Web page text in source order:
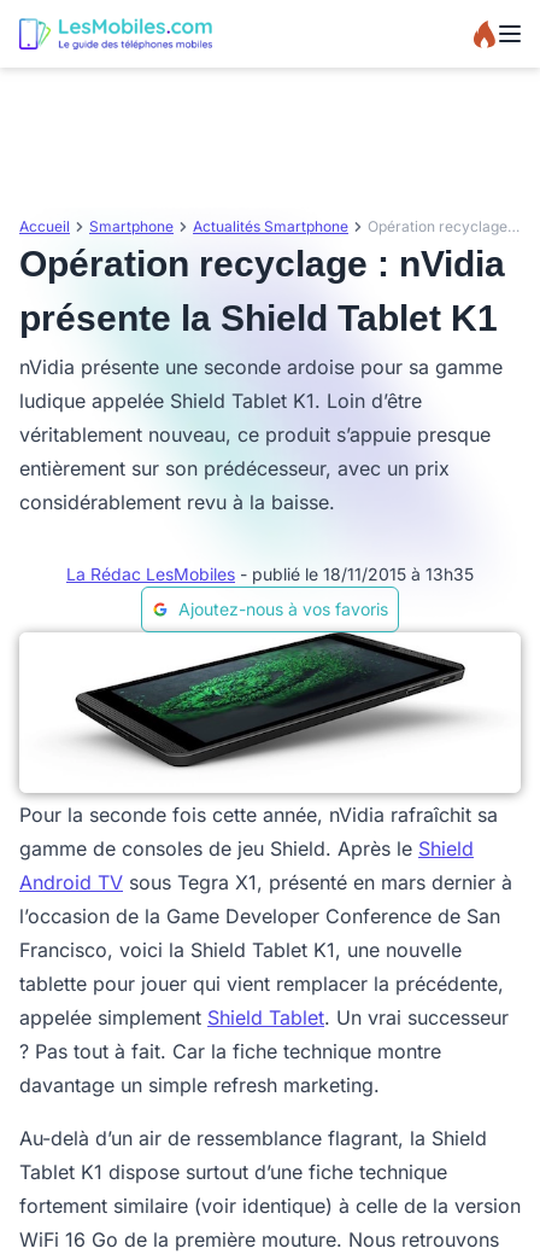
Accueil Smartphone Actualités Smartphone Opération recyclage : nVidia présente la Shield Tablet K1
Opération recyclage : nVidia
présente la Shield Tablet K1
nVidia présente une seconde ardoise pour sa gamme
ludique appelée Shield Tablet K1. Loin d’être
véritablement nouveau, ce produit s’appuie presque
entièrement sur son prédécesseur, avec un prix
considérablement revu à la baisse.
La Rédac LesMobiles - publié le 18/11/2015 à 13h35
Ajoutez-nous à vos favoris
Pour la seconde fois cette année, nVidia rafraîchit sa
gamme de consoles de jeu Shield. Après le Shield
Android TV sous Tegra X1, présenté en mars dernier à
l’occasion de la Game Developer Conference de San
Francisco, voici la Shield Tablet K1, une nouvelle
tablette pour jouer qui vient remplacer la précédente,
appelée simplement Shield Tablet. Un vrai successeur
? Pas tout à fait. Car la fiche technique montre
davantage un simple refresh marketing.
Au-delà d’un air de ressemblance flagrant, la Shield
Tablet K1 dispose surtout d’une fiche technique
fortement similaire (voir identique) à celle de la version
WiFi 16 Go de la première mouture. Nous retrouvons